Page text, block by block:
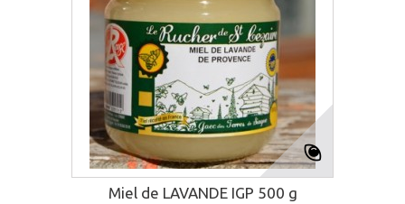
Miel de LAVANDE IGP 500 g